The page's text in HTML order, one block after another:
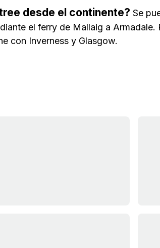
desde el continente? Se
el ferry de Mallaig a
con Inverness y Glasgow.